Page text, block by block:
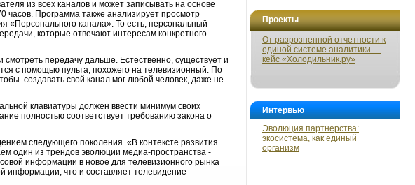
Проекты
От разрозненной отчетности к
единой системе аналитики —
кейс «Холодильник.ру»
Интервью
Эволюция партнерства:
экосистема, как единый
организм
из всех каналов и может записывать на основе
часов. Программа также анализирует просмотр
канала». То есть, персональный
которые отвечают интересам конкретного
передачу дальше. Естественно, существует и
с помощью пульта, похожего на телевизионный. По
создавать свой канал мог любой человек, даже не
клавиатуры должен ввести минимум своих
полностью соответствует требованию закона о
следующего поколения. «В контексте развития
один из трендов эволюции медиа-пространства -
информации в новое для телевизионного рынка
информации, что и составляет телевидение